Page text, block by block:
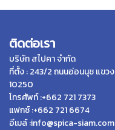
ติดต่อเรา
บริษัท สไปคา จำกัด
ที่ตั้ง : 243/2 ถนนอ่อนนุช แขวง
10250
โทรศัพท์ :+662 721 7373
แฟกซ์ :+662 721 6674
อีเมล์ :info@spica-siam.com